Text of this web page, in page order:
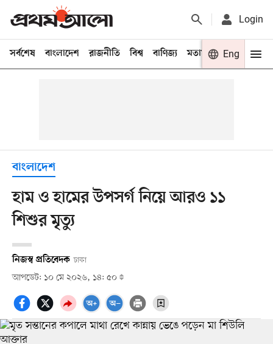
Login
সর্বশেষ বাংলাদেশ রাজনীতি বিশ্ব বাণিজ্য মতামত খেলা
Eng
বাংলাদেশ
হাম ও হামের উপসর্গ নিয়ে আরও ১১
শিশুর মৃত্যু
নিজস্ব প্রতিবেদক ঢাকা
আপডেট: ১০ মে ২০২৬, ১৪: ৫০